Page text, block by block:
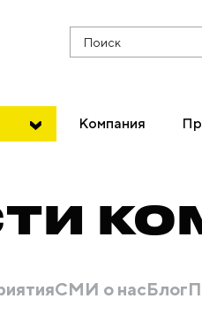
Поиск
Компания
СМИ о насБлог